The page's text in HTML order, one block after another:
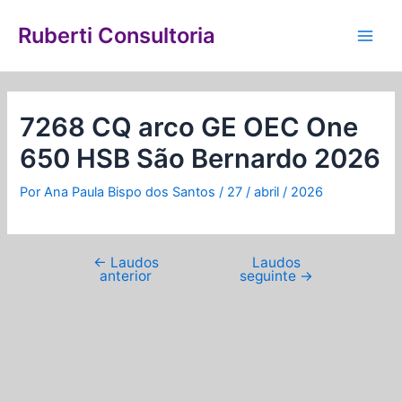
para
conteúdo
Ruberti Consultoria
7268 CQ arco GE OEC One
650 HSB São Bernardo 2026
PorAna Paula Bispo dos Santos/ 27 / abril / 2026
de
← Laudos
anterior
Laudos
seguinte →